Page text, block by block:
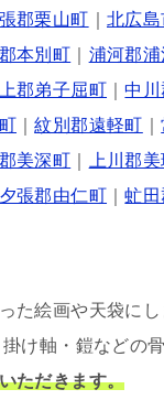
郡栗山町 ｜北広島
本別町 浦河郡
郡弟子屈町 ｜中
｜紋別郡遠軽町 ｜
美深町 上川郡
夕張郡由仁町 ｜虻
た絵画や天袋に
け軸・鎧などの
ただきます。